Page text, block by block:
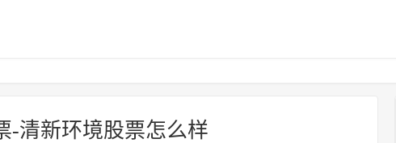
-清新环境股票怎么样